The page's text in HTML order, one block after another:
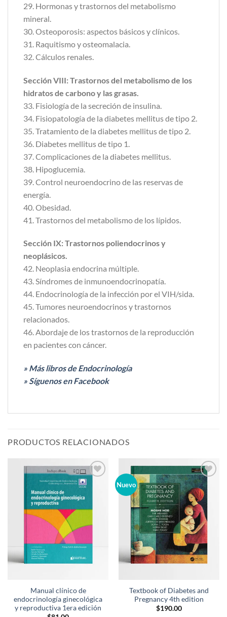
29. Hormonas y trastornos del metabolismo
mineral.
30. Osteoporosis: aspectos básicos y clínicos.
31. Raquitismo y osteomalacia.
32. Cálculos renales.
Sección VIII: Trastornos del metabolismo de los
hidratos de carbono y las grasas.
33. Fisiología de la secreción de insulina.
34. Fisiopatología de la diabetes mellitus de tipo 2.
35. Tratamiento de la diabetes mellitus de tipo 2.
36. Diabetes mellitus de tipo 1.
37. Complicaciones de la diabetes mellitus.
38. Hipoglucemia.
39. Control neuroendocrino de las reservas de
energía.
40. Obesidad.
41. Trastornos del metabolismo de los lípidos.
Sección IX: Trastornos poliendocrinos y
neoplásicos.
42. Neoplasia endocrina múltiple.
43. Síndromes de inmunoendocrinopatía.
44. Endocrinología de la infección por el VIH/sida.
45. Tumores neuroendocrinos y trastornos
relacionados.
46. Abordaje de los trastornos de la reproducción
en pacientes con cáncer.
» Más libros de Endocrinología
» Síguenos en Facebook
PRODUCTOS RELACIONADOS
Añadir
Manual clínico de
endocrinología ginecológica
y reproductiva 1era edición
Nuevo
Añadir
a la
lista de
deseos
Textbook of Diabetes and
Pregnancy 4th edition
$190.00